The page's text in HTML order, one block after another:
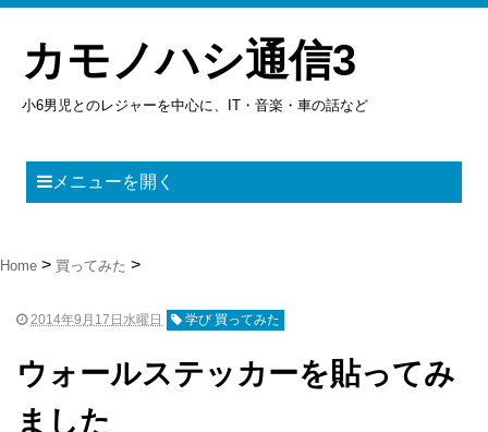
カモノハシ通信3
小6男児とのレジャーを中心に、IT・音楽・車の話など
メニューを開く
Home 買ってみた
2014年9月17日水曜日 学び 買ってみた
ウォールステッカーを貼ってみ
ました